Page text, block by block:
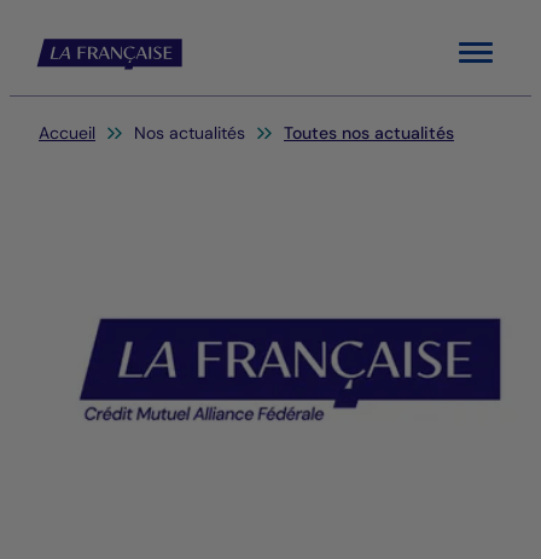
Menu
Vous êtes ici:
Accueil Nos actualités Toutes nos actualités